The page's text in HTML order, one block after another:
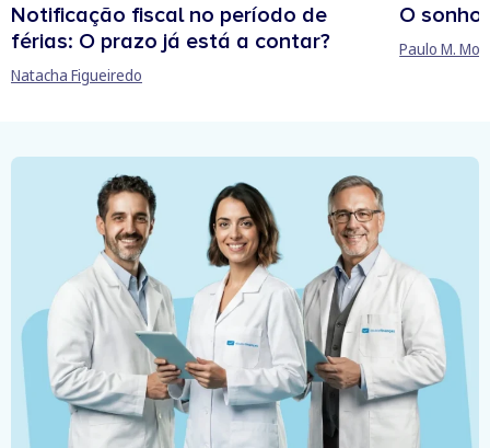
Notificação fiscal no período de
férias: O prazo já está a contar?
Natacha Figueiredo
O sonho
Paulo M.